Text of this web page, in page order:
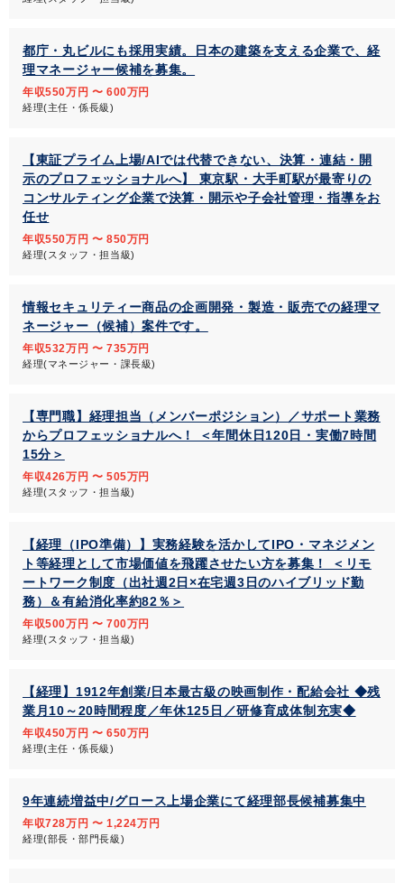
都庁・丸ビルにも採用実績。日本の建築を支える企業で、経
理マネージャー候補を募集。
年収550万円 〜 600万円
経理(主任・係長級)
【東証プライム上場/AIでは代替できない、決算・連結・開
示のプロフェッショナルへ】 東京駅・大手町駅が最寄りの
コンサルティング企業で決算・開示や子会社管理・指導をお
任せ
年収550万円 〜 850万円
経理(スタッフ・担当級)
情報セキュリティー商品の企画開発・製造・販売での経理マ
ネージャー（候補）案件です。
年収532万円 〜 735万円
経理(マネージャー・課長級)
【専門職】経理担当（メンバーポジション）／サポート業務
からプロフェッショナルへ！ ＜年間休日120日・実働7時間
15分＞
年収426万円 〜 505万円
経理(スタッフ・担当級)
【経理（IPO準備）】実務経験を活かしてIPO・マネジメン
ト等経理として市場価値を飛躍させたい方を募集！ ＜リモ
ートワーク制度（出社週2日×在宅週3日のハイブリッド勤
務）＆有給消化率約82％＞
年収500万円 〜 700万円
経理(スタッフ・担当級)
【経理】1912年創業/日本最古級の映画制作・配給会社 ◆残
業月10～20時間程度／年休125日／研修育成体制充実◆
年収450万円 〜 650万円
経理(主任・係長級)
9年連続増益中/グロース上場企業にて経理部長候補募集中
年収728万円 〜 1,224万円
経理(部長・部門長級)